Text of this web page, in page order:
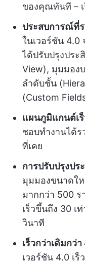
ของคุณทันที –
ประสบการณ์ที่ร
ในเวอร์ชัน 4.0
ได้ปรับปรุงประ
View), มุมมอง
ลำดับชั้น
(Custom
แผนภูมิแกนต์เ
ชอบทำงานได้ร
ที่เคย
การปรับปรุงปร
มุมมองขนาดใ
มากกว่า 500 ร
เร็วขึ้นถึง 30 เ
วินาที
เร็วกว่าเดิมกว่า
เวอร์ชัน 4.0 เร็